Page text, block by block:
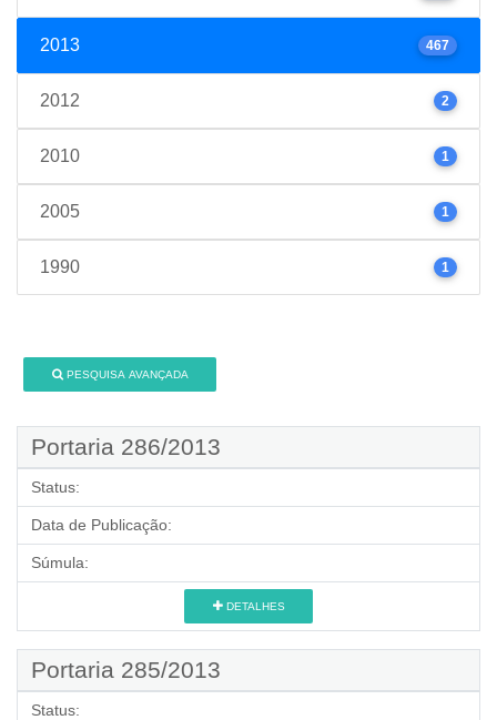
2013 467
2012 2
2010 1
2005 1
1990 1
PESQUISA AVANÇADA
Portaria 286/2013
Status:
Data de Publicação:
Súmula:
DETALHES
Portaria 285/2013
Status: